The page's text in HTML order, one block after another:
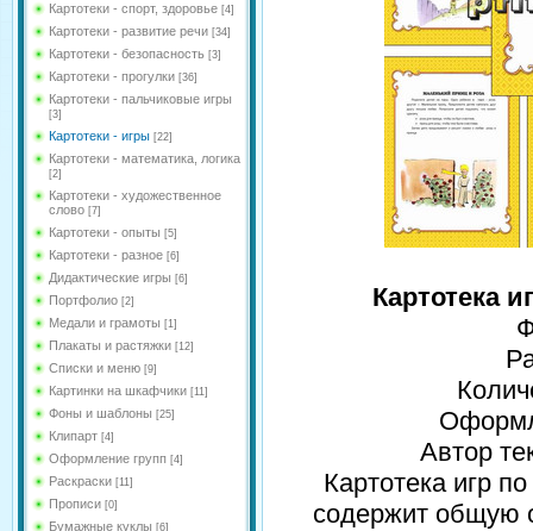
Картотеки - спорт, здоровье [4]
Картотеки - развитие речи [34]
Картотеки - безопасность [3]
Картотеки - прогулки [36]
Картотеки - пальчиковые игры
[3]
Картотеки - игры [22]
Картотеки - математика, логика
[2]
Картотеки - художественное
слово [7]
Картотеки - опыты [5]
Картотеки - разное [6]
Дидактические игры [6]
Портфолио [2]
Медали и грамоты [1]
Плакаты и растяжки [12]
Списки и меню [9]
Картинки на шкафчики [11]
Фоны и шаблоны [25]
Клипарт [4]
Оформление групп [4]
Раскраски [11]
Прописи [0]
Бумажные куклы [6]
Картотека
Автор
Картотека игр
содержит общую